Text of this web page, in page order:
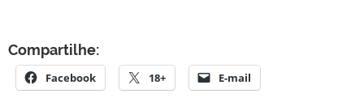
Compartilhe:
Facebook 18+ E-mail